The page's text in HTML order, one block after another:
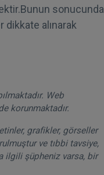
sonucunda
alınarak
Web
korunmaktadır.
grafikler, görseller
ve tıbbi tavsiye,
ilgili şüpheniz varsa, bir